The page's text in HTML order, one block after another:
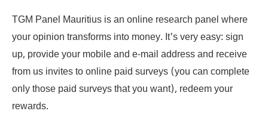
TGM Panel Mauritius is an online research panel where
your opinion transforms into money. It's very easy: sign
up, provide your mobile and e-mail address and receive
from us invites to online paid surveys (you can complete
only those paid surveys that you want), redeem your
rewards.